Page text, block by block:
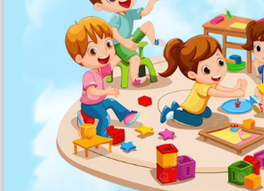
Nasza
w
Aktywna
treningi
uczniowie
na: